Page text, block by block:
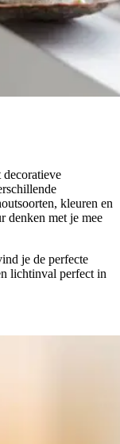
decoratieve
kleuren en
denken met je mee
je de perfecte
lichtinval perfect in